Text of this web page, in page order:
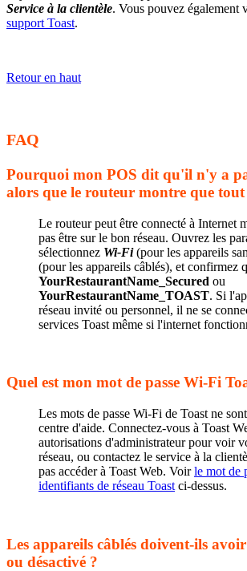
Service à la clientèle. Vous pouvez également
support Toast.
Retour en haut
FAQ
Pourquoi mon POS dit qu'il n'y a
alors que le routeur montre que tout
Le routeur peut être connecté à Internet
pas être sur le bon réseau. Ouvrez les
sélectionnez Wi-Fi(pour les appareils
(pour les appareils câblés), et confirmez
YourRestaurantName_Secured ou
YourRestaurantName_TOAST. Si
réseau invité ou personnel, il ne se
services Toast même si l'internet
Quel est mon mot de passe Wi-Fi
Les mots de passe Wi-Fi de Toast ne
centre d'aide. Connectez-vous à Toast
autorisations d'administrateur pour voir
réseau, ou contactez le service à la
pas accéder à Toast Web. Voirle mot de
identifiants de réseau Toast ci-dessus.
Les appareils câblés doivent-ils
ou désactivé ?